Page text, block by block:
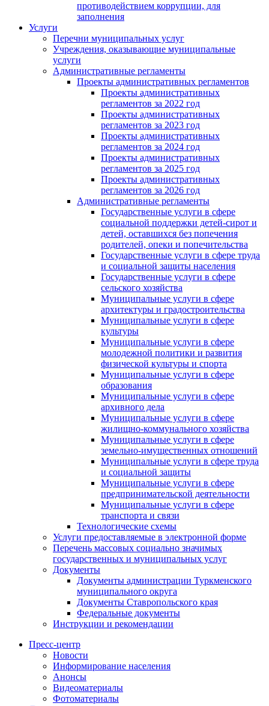
противодействием коррупции, для
заполнения
Услуги
Перечни муниципальных услуг
Учреждения, оказывающие муниципальные
услуги
Административные регламенты
Проекты административных регламентов
Проекты административных
регламентов за 2022 год
Проекты административных
регламентов за 2023 год
Проекты административных
регламентов за 2024 год
Проекты административных
регламентов за 2025 год
Проекты административных
регламентов за 2026 год
Административные регламенты
Государственные услуги в сфере
социальной поддержки детей-сирот и
детей, оставшихся без попечения
родителей, опеки и попечительства
Государственные услуги в сфере труда
и социальной защиты населения
Государственные услуги в сфере
сельского хозяйства
Муниципальные услуги в сфере
архитектуры и градостроительства
Муниципальные услуги в сфере
культуры
Муниципальные услуги в сфере
молодежной политики и развития
физической культуры и спорта
Муниципальные услуги в сфере
образования
Муниципальные услуги в сфере
архивного дела
Муниципальные услуги в сфере
жилищно-коммунального хозяйства
Муниципальные услуги в сфере
земельно-имущественных отношений
Муниципальные услуги в сфере труда
и социальной защиты
Муниципальные услуги в сфере
предпринимательской деятельности
Муниципальные услуги в сфере
транспорта и связи
Технологические схемы
Услуги предоставляемые в электронной форме
Перечень массовых социально значимых
государственных и муниципальных услуг
Документы
Документы администрации Туркменского
муниципального округа
Документы Ставропольского края
Федеральные документы
Инструкции и рекомендации
Пресс-центр
Новости
Информирование населения
Анонсы
Видеоматериалы
Фотоматериалы